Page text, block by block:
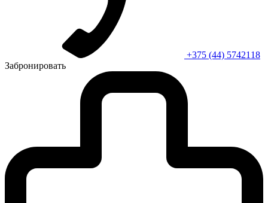
+375 (44) 5742118
Забронировать